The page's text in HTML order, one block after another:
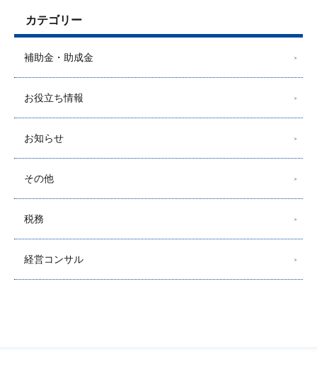
カテゴリー
補助金・助成金
お役立ち情報
お知らせ
その他
税務
経営コンサル